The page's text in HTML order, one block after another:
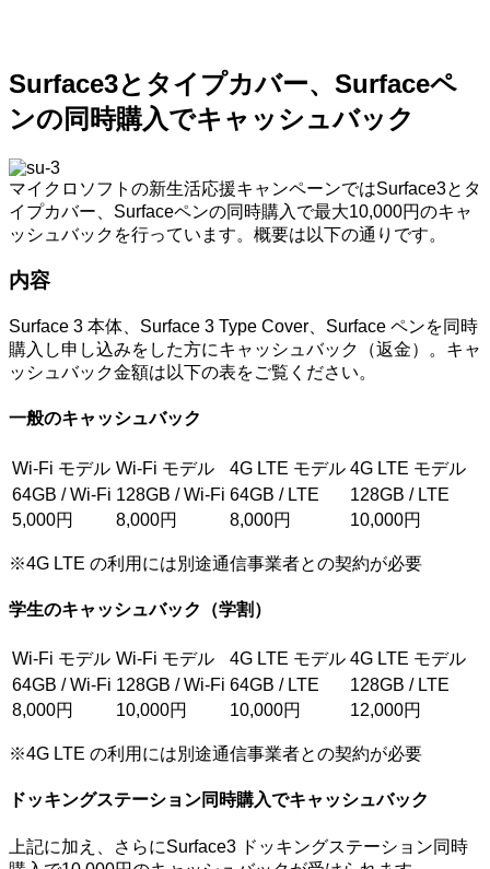
Surface3とタイプカバー、Surfaceペ
ンの同時購入でキャッシュバック
マイクロソフトの新生活応援キャンペーンではSurface3とタ
イプカバー、Surfaceペンの同時購入で最大10,000円のキャ
ッシュバックを行っています。概要は以下の通りです。
内容
Surface 3 本体、Surface 3 Type Cover、Surface ペンを同時
購入し申し込みをした方にキャッシュバック（返金）。キャ
ッシュバック金額は以下の表をご覧ください。
一般のキャッシュバック
Wi-Fi モデル Wi-Fi モデル 4G LTE モデル 4G LTE モデル
64GB / Wi-Fi 128GB / Wi-Fi 64GB / LTE
128GB / LTE
5,000円
8,000円 8,000円 10,000円
※4G LTE の利用には別途通信事業者との契約が必要
学生のキャッシュバック（学割）
Wi-Fi モデル Wi-Fi モデル 4G LTE モデル 4G LTE モデル
64GB / Wi-Fi 128GB / Wi-Fi 64GB / LTE
128GB / LTE
8,000円
10,000円 10,000円 12,000円
※4G LTE の利用には別途通信事業者との契約が必要
ドッキングステーション同時購入でキャッシュバック
上記に加え、さらにSurface3 ドッキングステーション同時